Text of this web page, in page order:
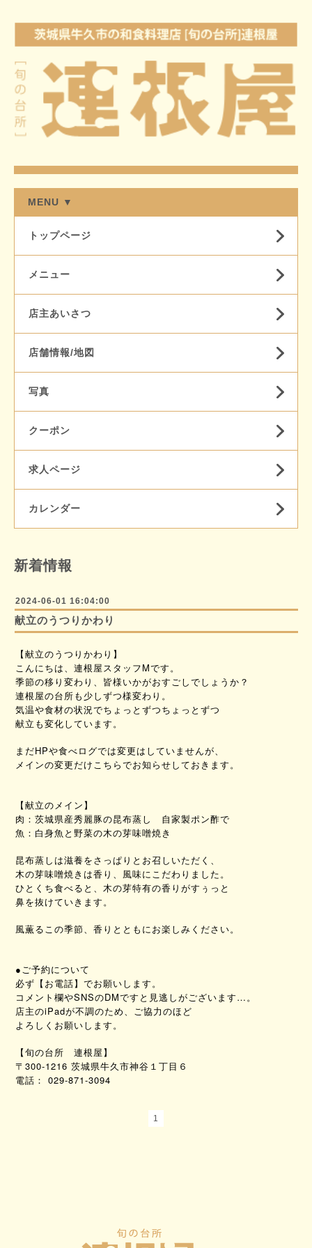
MENU ▼
トップページ
メニュー
店主あいさつ
店舗情報/地図
写真
クーポン
求人ページ
カレンダー
新着情報
2024-06-01 16:04:00
献立のうつりかわり
【献立のうつりかわり】
こんにちは、連根屋スタッフMです。
季節の移り変わり、皆様いかがおすごしでしょうか？
連根屋の台所も少しずつ様変わり。
気温や食材の状況でちょっとずつちょっとずつ
献立も変化しています。
まだHPや食べログでは変更はしていませんが、
メインの変更だけこちらでお知らせしておきます。
【献立のメイン】
肉：茨城県産秀麗豚の昆布蒸し 自家製ポン酢で
魚：白身魚と野菜の木の芽味噌焼き
昆布蒸しは滋養をさっぱりとお召しいただく、
木の芽味噌焼きは香り、風味にこだわりました。
ひとくち食べると、木の芽特有の香りがすぅっと
鼻を抜けていきます。
風薫るこの季節、香りとともにお楽しみください。
●ご予約について
必ず【お電話】でお願いします。
コメント欄やSNSのDMですと見逃しがございます…。
店主のiPadが不調のため、ご協力のほど
よろしくお願いします。
【旬の台所 連根屋】
〒300-1216 茨城県牛久市神谷１丁目６
電話： 029-871-3094
1